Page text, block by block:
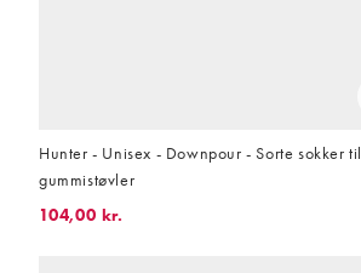
Hunter - Unisex - Downpour - Sorte sokker til
gummistøvler
104,00 kr.